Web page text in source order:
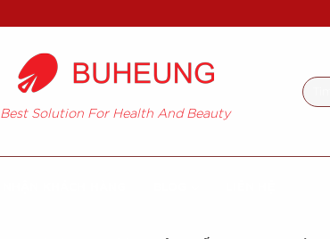
Best Solution For Health And Beauty
Tìm
kiếm: